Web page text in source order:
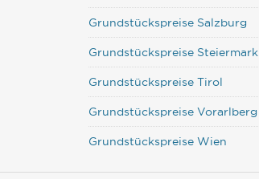
Grundstückspreise Salzburg
Grundstückspreise Steiermark
Grundstückspreise Tirol
Grundstückspreise Vorarlberg
Grundstückspreise Wien